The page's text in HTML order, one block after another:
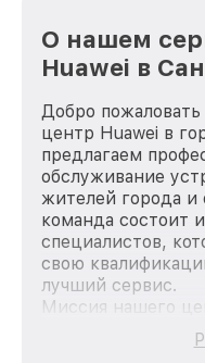
О нашем
Huawei в
Добро
центр Huawei в
предлагаем
обслуживание
жителей города и
команда состоит
специалистов,
свою
лучший сервис.
Миссия нашего
качественный и
каждого